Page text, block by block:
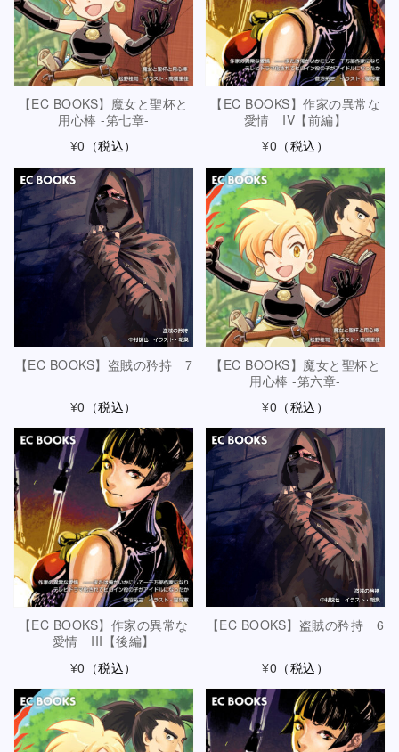
【EC BOOKS】魔女と聖杯と
用心棒 -第七章-
¥0 （税込）
【EC BOOKS】作家の異常な
愛情 IV【前編】
¥0 （税込）
【EC BOOKS】盗賊の矜持 7
¥0 （税込）
【EC BOOKS】魔女と聖杯と
用心棒 -第六章-
¥0 （税込）
【EC BOOKS】作家の異常な
愛情 III【後編】
¥0 （税込）
【EC BOOKS】盗賊の矜持 6
¥0 （税込）